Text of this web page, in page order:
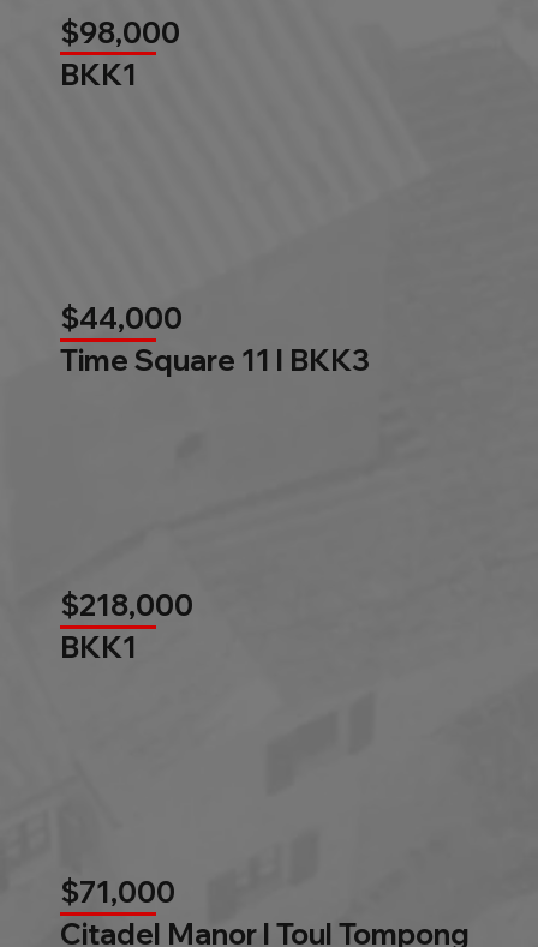
$98,000
BKK1
$44,000
Time Square 11 l BKK3
$218,000
BKK1
$71,000
Citadel Manor l Toul Tompong